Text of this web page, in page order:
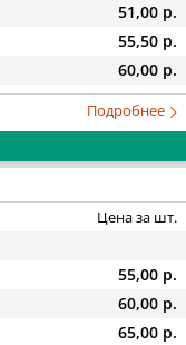
51,00 р.
55,50 р.
60,00 р.
Подробнее
Цена за шт.
55,00 р.
60,00 р.
65,00 р.